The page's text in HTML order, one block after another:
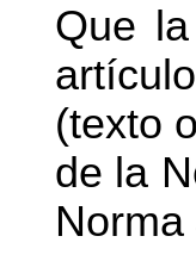
Que
(texto
de la